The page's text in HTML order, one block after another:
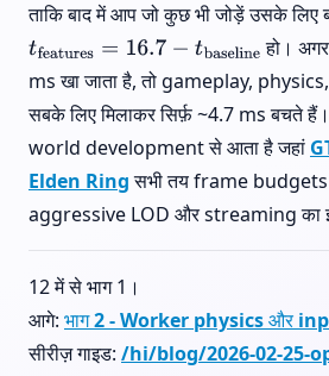
ताकि बाद में आप जो कुछ भी जोड़ें उसके लिए
tfeatures= 16.7− tbaseline हो।
ms खा जाता है, तो gameplay,
सबके लिए मिलाकर सिर्फ़ ~4.7 ms बचते
world development से आता है जहां
Elden Ringसभी तय frame budgets
aggressive LOD और streaming का
12 में से भाग 1।
आगे: भाग 2 - Worker physics और
सीरीज़ गाइड: /hi/blog/2026-02-25-